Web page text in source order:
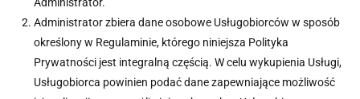
Administrator zbiera dane osobowe Usługobiorców w sposób
określony w Regulaminie, którego niniejsza Polityka
Prywatności jest integralną częścią. W celu wykupienia Usługi,
Usługobiorca powinien podać dane zapewniające możliwość